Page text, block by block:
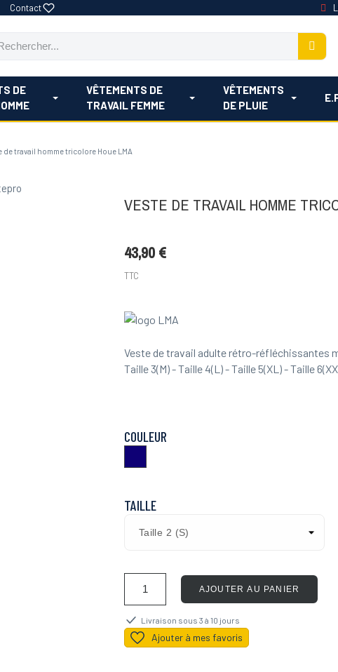
Contact
DE
VÊTEMENTS DE
TRAVAIL FEMME
VÊTEMENTS
DE PLUIE
de travail homme tricolore Houe LMA
VESTE DE TRAVAIL HOMME
43,90 €
TTC
Veste de travail adulte rétro-réfléchissantes
Taille 3(M) - Taille 4(L) - Taille 5(XL) - Taille
COULEUR
TAILLE
AJOUTER AU PANIER
Livraison sous 3 à 10 jours
Ajouter à mes favoris